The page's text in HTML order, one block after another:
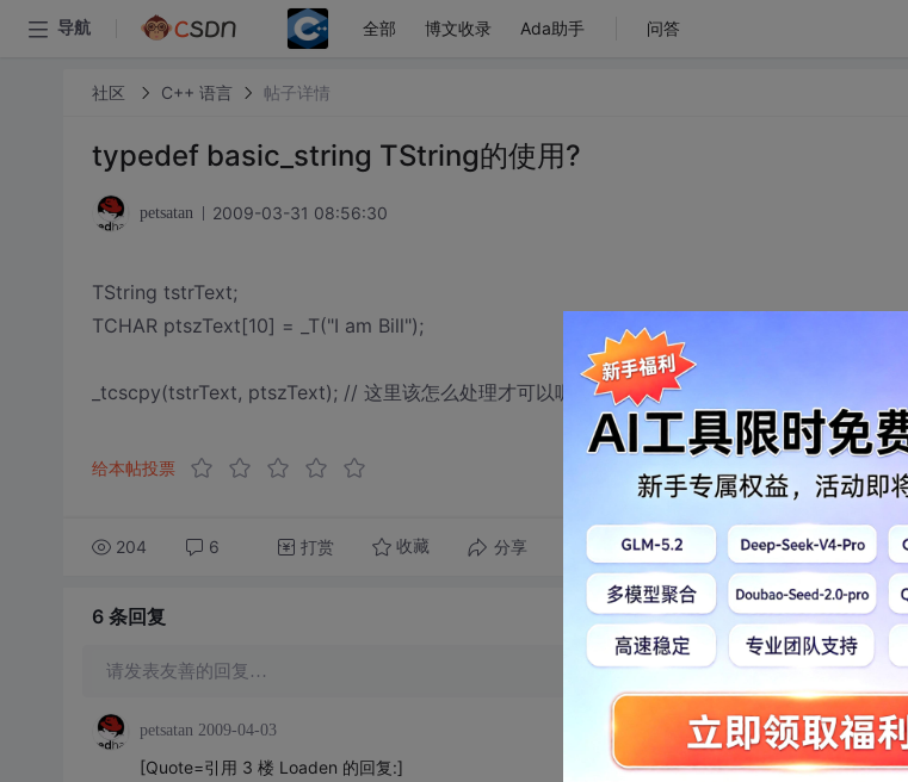
导航 全部 博文收录 Ada助手 问答
社区 C++ 语言 帖子详情
typedef basic_string TString的使用?
petsatan 2009-03-31 08:56:30
TString tstrText;
TCHAR ptszText[10] = _T("I am Bill");
_tcscpy(tstrText, ptszText); // 这里该怎么处理才可以呢?
给本帖投票
204 6 打赏 收藏 分享 转发到动态 举报
6 条回复
请发表友善的回复…
petsatan 2009-04-03
[Quote=引用 3 楼 Loaden 的回复:]